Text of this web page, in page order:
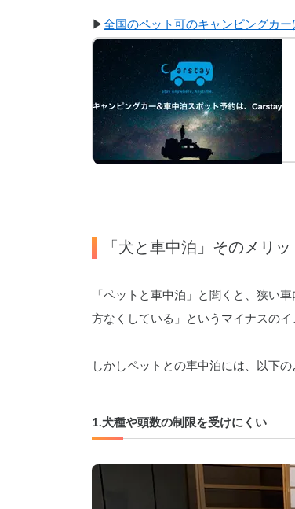
▶︎ 全国のペット可のキャンピングカー
「犬と車中泊」そのメリッ
「ペットと車中泊」と聞くと、狭い
方なくしている」というマイナスの
しかしペットとの車中泊には、以下
1.犬種や頭数の制限を受けにくい